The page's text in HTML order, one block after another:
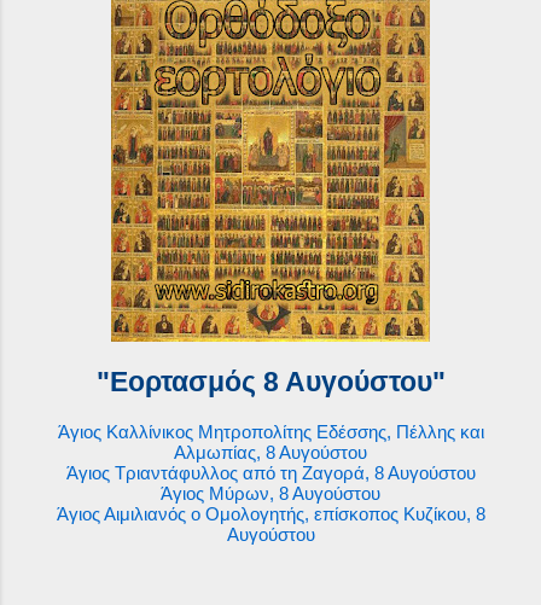
"Εορτασμός 8 Αυγούστου"
Άγιος Καλλίνικος Μητροπολίτης Εδέσσης, Πέλλης και
Αλμωπίας, 8 Αυγούστου
Άγιος Τριαντάφυλλος από τη Ζαγορά, 8 Αυγούστου
Άγιος Μύρων, 8 Αυγούστου
Άγιος Αιμιλιανός ο Ομολογητής, επίσκοπος Κυζίκου, 8
Αυγούστου